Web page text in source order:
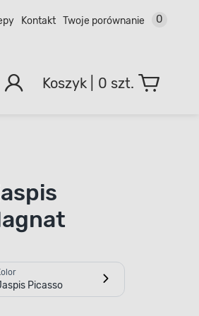
Kontakt Twoje porównanie 0
0 szt.
Picasso